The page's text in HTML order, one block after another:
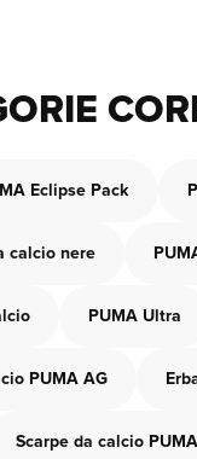
Eclipse Pack
calcio nere
PUMA Ultra
PUMA AG
Scarpe da calcio PUMA